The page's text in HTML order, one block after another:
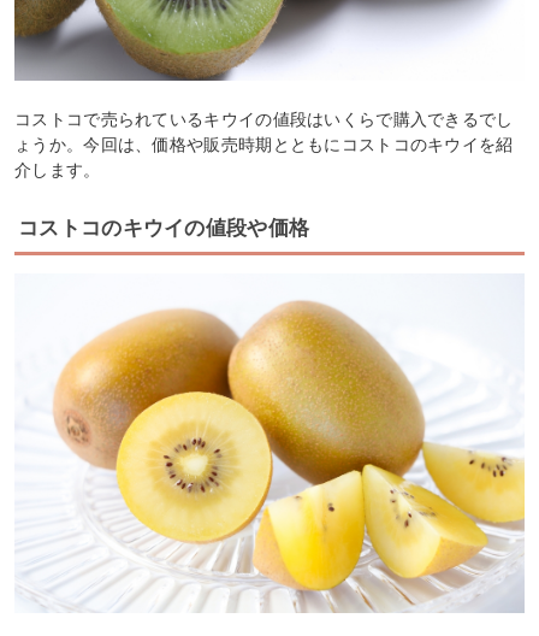
コストコで売られているキウイの値段はいくらで購入できるでし
ょうか。今回は、価格や販売時期とともにコストコのキウイを紹
介します。
コストコのキウイの値段や価格